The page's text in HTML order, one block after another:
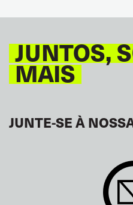
JUNTOS,
MAIS
JUNTE-SE À